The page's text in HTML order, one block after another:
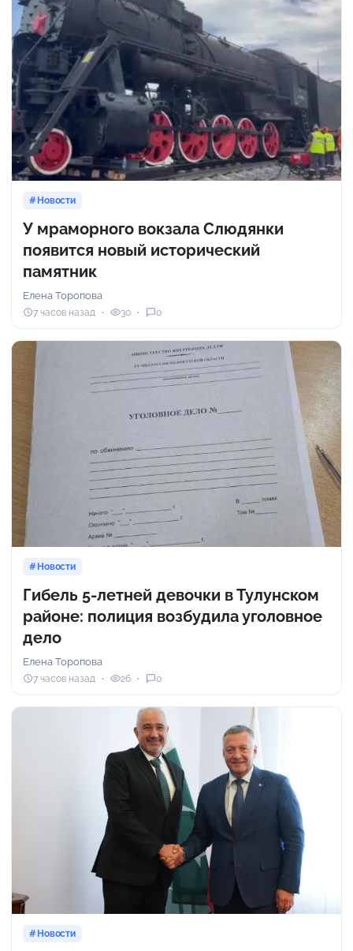
Новости
У мраморного вокзала Слюдянки
появится новый исторический
памятник
Елена Торопова
7 часов назад 30 0
Новости
Гибель 5-летней девочки в Тулунском
районе: полиция возбудила уголовное
дело
Елена Торопова
7 часов назад 26 0
Новости